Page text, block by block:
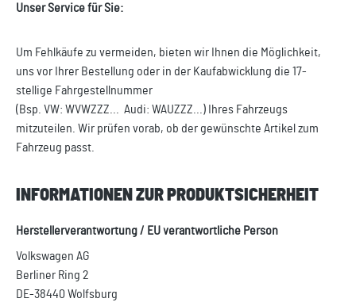
Unser Service für Sie:
Um Fehlkäufe zu vermeiden, bieten wir Ihnen die Möglichkeit,
uns vor Ihrer Bestellung oder in der Kaufabwicklung die 17-
stellige Fahrgestellnummer
(Bsp. VW: WVWZZZ... Audi: WAUZZZ...) Ihres Fahrzeugs
mitzuteilen. Wir prüfen vorab, ob der gewünschte Artikel zum
Fahrzeug passt.
INFORMATIONEN ZUR PRODUKTSICHERHEIT
Herstellerverantwortung / EU verantwortliche Person
Volkswagen AG
Berliner Ring 2
DE-38440 Wolfsburg